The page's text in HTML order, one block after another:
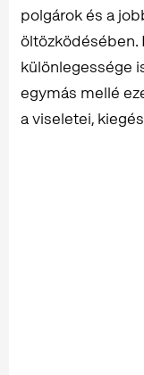
polgárok és a
öltözködésében.
különlegessége
egymás mellé
a viseletei,